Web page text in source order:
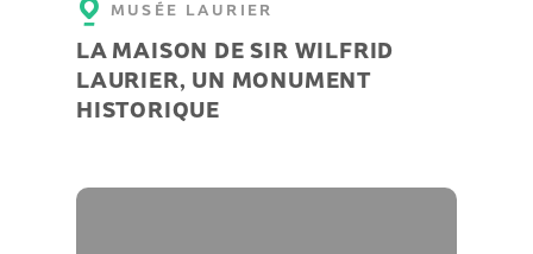
MUSÉE LAURIER
LA MAISON DE SIR WILFRID
LAURIER, UN MONUMENT
HISTORIQUE